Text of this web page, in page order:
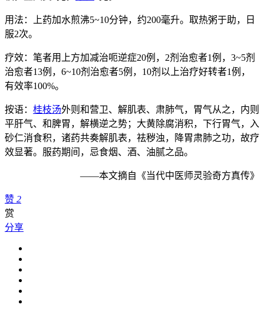
用法：上药加水煎沸5~10分钟，约200毫升。取热粥于助，日
服2次。
疗效：笔者用上方加减治呃逆症20例，2剂治愈者1例，3~5剂
治愈者13例，6~10剂治愈者5例，10剂以上治疗好转者1例，
有效率100%。
按语： 桂枝汤外则和营卫、解肌表、肃肺气，胃气从之，内则
平肝气、和脾胃，解横逆之势；大黄除腐消积，下行胃气，入
砂仁消食积，诸药共奏解肌表，祛秽浊，降胃肃肺之功，故疗
效显著。服药期间，忌食烟、酒、油腻之品。
——本文摘自《当代中医师灵验奇方真传》
赞 2
赏
分享